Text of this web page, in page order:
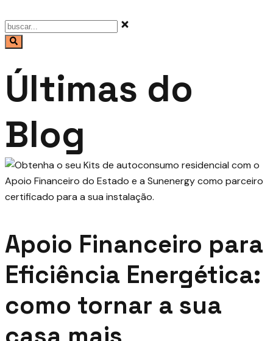
Últimas do
Blog
Apoio Financeiro para
Eficiência Energética:
como tornar a sua